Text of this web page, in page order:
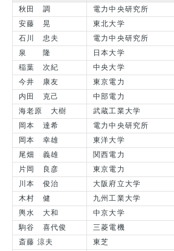
秋田 調
電力中央研究所
安藤 晃
東北大学
石川 忠夫
電力中央研究所
泉 隆
日本大学
稲葉 次紀
中央大学
今井 康友
東京電力
内田 克己
中部電力
海老原 大樹
武蔵工業大学
岡本 達希
電力中央研究所
岡本 幸雄
東洋大学
尾畑 義雄
関西電力
片岡 良彦
東京電力
川本 俊治
大阪府立大学
木村 健
九州工業大学
輿水 大和
中京大学
駒谷 喜代俊
三菱電機
斎藤 涼夫
東芝